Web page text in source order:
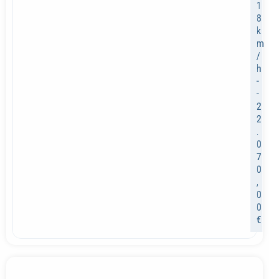
1
8
k
m
/
h
-
-
2
2
.
0
7
0
,
0
0
€